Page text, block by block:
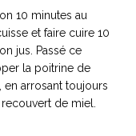
10 minutes au
et faire cuire 10
jus. Passé ce
la poitrine de
arrosant toujours
de miel.